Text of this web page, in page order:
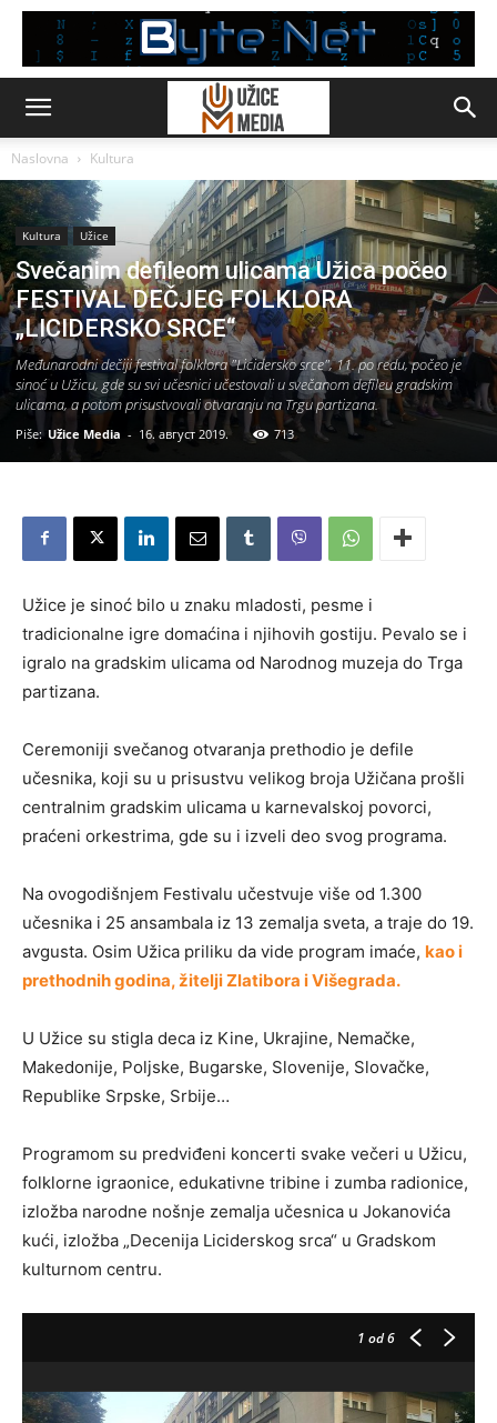
Naslovna Kultura
Kultura Užice
Svečanim defileom ulicama Užica počeo
FESTIVAL DEČJEG FOLKLORA
„LICIDERSKO SRCE“
Međunarodni dečiji festival folklora "Licidersko srce", 11. po redu, počeo je
sinoć u Užicu, gde su svi učesnici učestovali u svečanom defileu gradskim
ulicama, a potom prisustvovali otvaranju na Trgu partizana.
Piše: Užice Media - 16. август 2019. 713
Užice je sinoć bilo u znaku mladosti, pesme i
tradicionalne igre domaćina i njihovih gostiju. Pevalo se i
igralo na gradskim ulicama od Narodnog muzeja do Trga
partizana.
Ceremoniji svečanog otvaranja prethodio je defile
učesnika, koji su u prisustvu velikog broja Užičana prošli
centralnim gradskim ulicama u karnevalskoj povorci,
praćeni orkestrima, gde su i izveli deo svog programa.
Na ovogodišnjem Festivalu učestvuje više od 1.300
učesnika i 25 ansambala iz 13 zemalja sveta, a traje do 19.
avgusta. Osim Užica priliku da vide program imaće, kao i
prethodnih godina, žitelji Zlatibora i Višegrada.
U Užice su stigla deca iz Kine, Ukrajine, Nemačke,
Makedonije, Poljske, Bugarske, Slovenije, Slovačke,
Republike Srpske, Srbije…
Programom su predviđeni koncerti svake večeri u Užicu,
folklorne igraonice, edukativne tribine i zumba radionice,
izložba narodne nošnje zemalja učesnica u Jokanovića
kući, izložba „Decenija Liciderskog srca“ u Gradskom
kulturnom centru.
1 od 6